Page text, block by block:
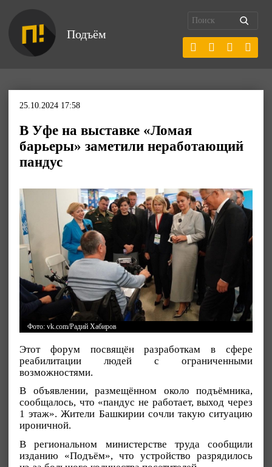
Подъём
25.10.2024 17:58
В Уфе на выставке «Ломая
барьеры» заметили неработающий
пандус
Фото: vk.com/Радий Хабиров
Этот форум посвящён разработкам в сфере
реабилитации людей с ограниченными
возможностями.
В объявлении, размещённом около подъёмника,
сообщалось, что «пандус не работает, выход через
1 этаж». Жители Башкирии сочли такую ситуацию
ироничной.
В региональном министерстве труда сообщили
изданию «Подъём», что устройство разрядилось